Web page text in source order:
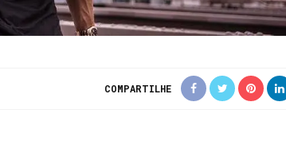
COMPARTILHE